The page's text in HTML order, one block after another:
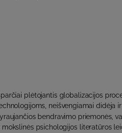
plėtojantis globalizacijos
neišvengiamai didėja
bendravimo priemonės,
mokslinės psichologijos literatūros